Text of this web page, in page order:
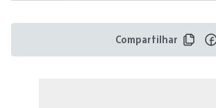
Compartilhar